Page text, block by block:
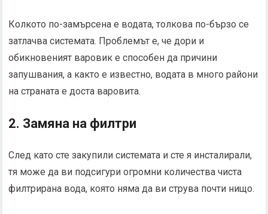
Колкото по-замърсена е водата, толкова по-бързо се
затлачва системата. Проблемът е, че дори и
обикновеният варовик е способен да причини
запушвания, а както е известно, водата в много райони
на страната е доста варовита.
2. Замяна на филтри
След като сте закупили системата и сте я инсталирали,
тя може да ви подсигури огромни количества чиста
филтрирана вода, която няма да ви струва почти нищо.